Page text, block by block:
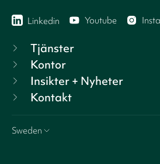
Linkedin Youtube
Tjänster
Kontor
Insikter + Nyheter
Kontakt
Sweden